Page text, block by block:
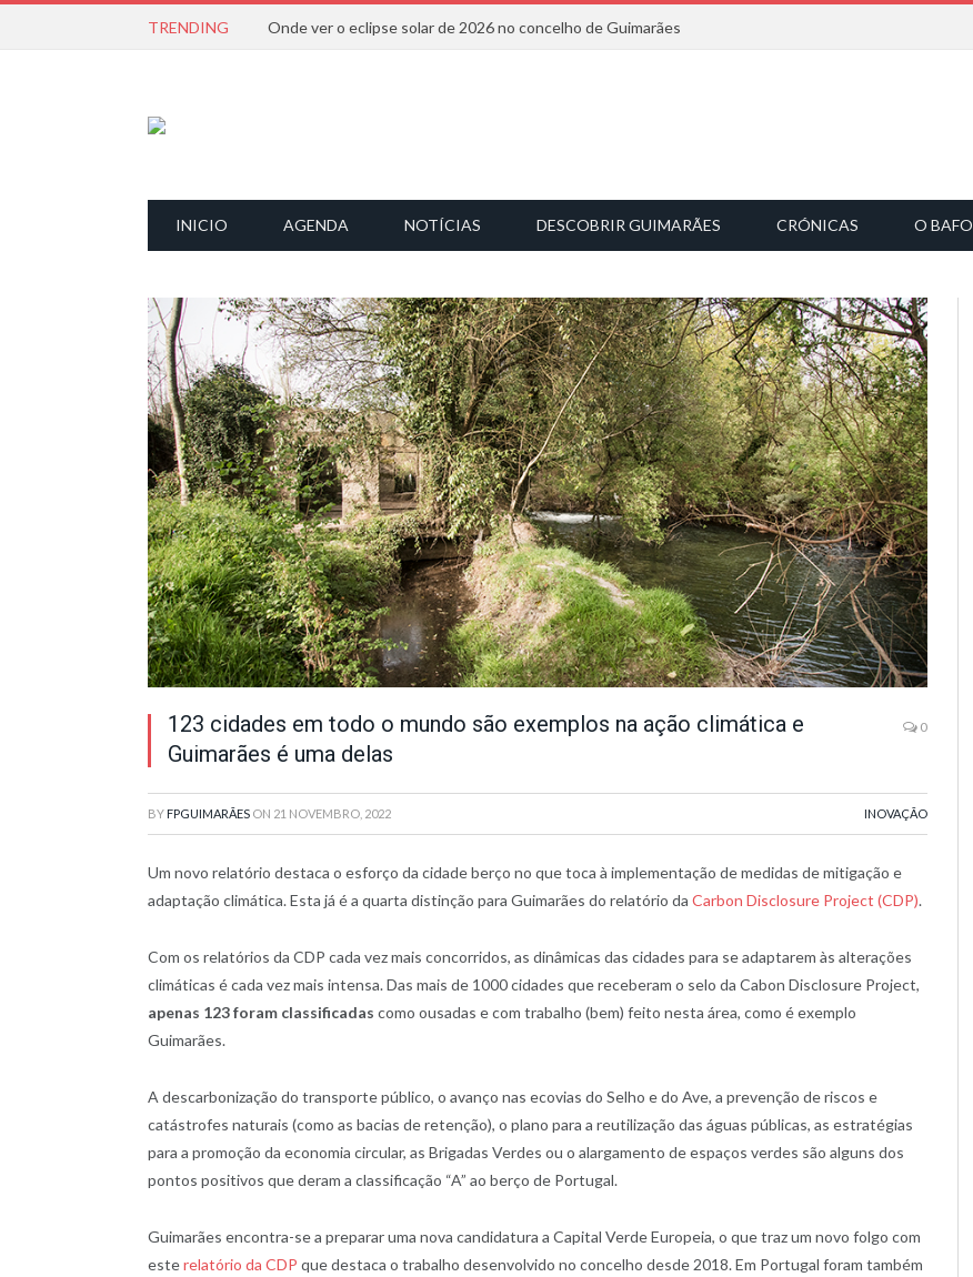
TRENDING Onde ver o eclipse solar de 2026 no concelho de Guimarães
INICIO AGENDA NOTÍCIAS DESCOBRIR GUIMARÃES CRÓNICAS O BAFO
123 cidades em todo o mundo são exemplos na ação climática e
Guimarães é uma delas
0
BY FPGUIMARÃES ON 21 NOVEMBRO, 2022 INOVAÇÃO
Um novo relatório destaca o esforço da cidade berço no que toca à implementação de medidas de mitigação e
adaptação climática. Esta já é a quarta distinção para Guimarães do relatório da Carbon Disclosure Project (CDP).
Com os relatórios da CDP cada vez mais concorridos, as dinâmicas das cidades para se adaptarem às alterações
climáticas é cada vez mais intensa. Das mais de 1000 cidades que receberam o selo da Cabon Disclosure Project,
apenas 123 foram classificadas como ousadas e com trabalho (bem) feito nesta área, como é exemplo
Guimarães.
A descarbonização do transporte público, o avanço nas ecovias do Selho e do Ave, a prevenção de riscos e
catástrofes naturais (como as bacias de retenção), o plano para a reutilização das águas públicas, as estratégias
para a promoção da economia circular, as Brigadas Verdes ou o alargamento de espaços verdes são alguns dos
pontos positivos que deram a classificação “A” ao berço de Portugal.
Guimarães encontra-se a preparar uma nova candidatura a Capital Verde Europeia, o que traz um novo folgo com
esterelatório da CDP que destaca o trabalho desenvolvido no concelho desde 2018. Em Portugal foram também